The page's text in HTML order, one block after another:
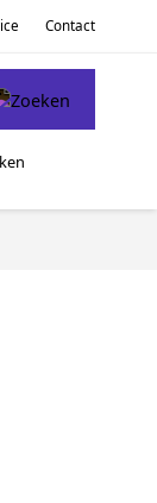
Contact